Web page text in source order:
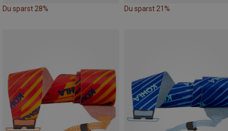
Du sparst 28% Du sparst 21%